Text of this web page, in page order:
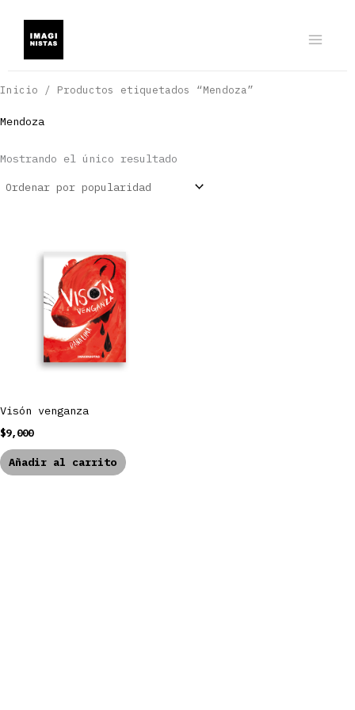
contenido
Inicio / Productos etiquetados “Mendoza”
Mendoza
Mostrando el único resultado
Visón venganza
$9,000
Añadir al carrito